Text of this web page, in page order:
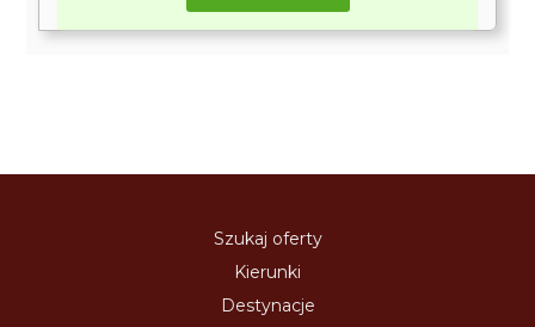
Szukaj oferty
Kierunki
Destynacje